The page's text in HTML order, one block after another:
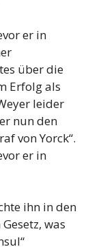
er in
über die
Erfolg als
leider
nun den
von Yorck“.
er in
ihn in den
was